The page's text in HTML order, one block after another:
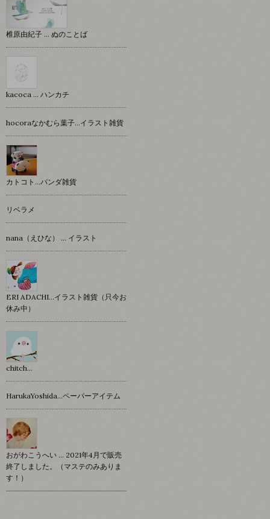
椎原由紀子 ... ぬのことば
kacoca ... ハンカチ
hocoraなかむら葉子…イラスト雑貨
カトコト…パンダ雑貨
リベラメ
nana（えひな） … イラスト
ERI ADACHI...イラスト雑貨（只今お
休み中）
chitch…
HarukaYoshida…ペーパーアイテム
おがわこうへい … 2021年4月で販売
終了しました。（マステのみありま
す！）